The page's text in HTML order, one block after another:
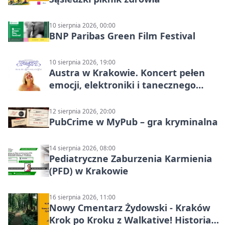
10 sierpnia 2026, 00:00
BNP Paribas Green Film Festival
10 sierpnia 2026, 19:00
Austra w Krakowie. Koncert pełen
emocji, elektroniki i tanecznego
12 sierpnia 2026, 20:00
PubCrime w MyPub – gra kryminalna
14 sierpnia 2026, 08:00
Pediatryczne Zaburzenia Karmienia
(PFD) w Krakowie
16 sierpnia 2026, 11:00
Nowy Cmentarz Żydowski - Kraków
Krok po Kroku z Walkative! Historia